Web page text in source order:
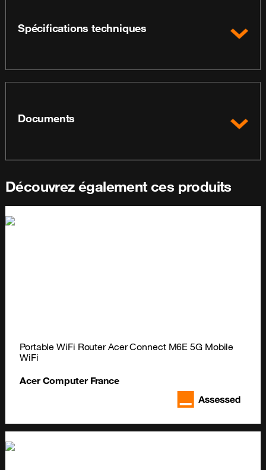
Spécifications techniques
Documents
Découvrez également ces produits
Portable WiFi Router Acer Connect M6E 5G Mobile
WiFi
Acer Computer France